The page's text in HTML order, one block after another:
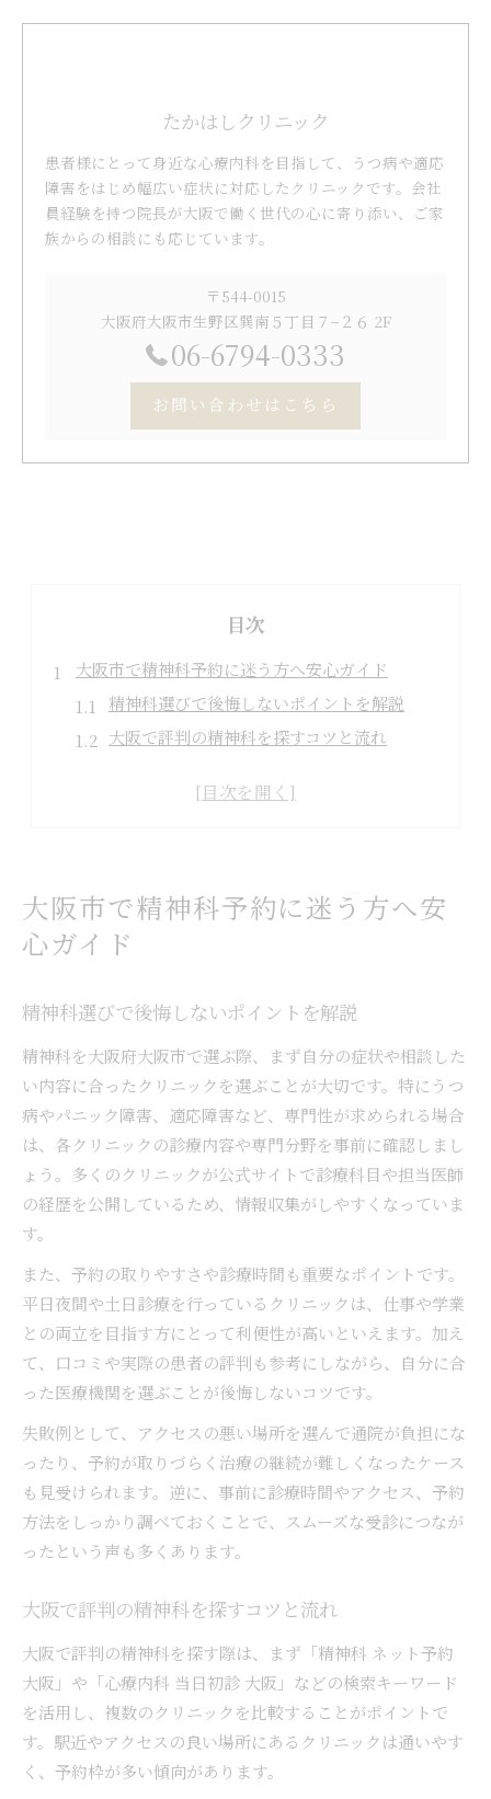
たかはしクリニック
患者様にとって身近な心療内科を目指して、うつ病や適応
障害をはじめ幅広い症状に対応したクリニックです。会社
員経験を持つ院長が大阪で働く世代の心に寄り添い、ご家
族からの相談にも応じています。
〒544-0015
大阪府大阪市生野区巽南５丁目７−２６ 2F
06-6794-0333
お問い合わせはこちら
目次
大阪市で精神科予約に迷う方へ安心ガイド
精神科選びで後悔しないポイントを解説
大阪で評判の精神科を探すコツと流れ
精神科のネット予約活用法とメリット
精神科ネット予約の流れと必要な手続き
大阪でネット予約可能な精神科の特徴
24時間対応の精神科ネット予約活用法
精神科ネット予約後の初診準備ポイント
評判の精神科を大阪で選ぶ決め手とは
精神科の評判が高い理由と口コミ活用法
大阪の精神科選びで重視すべき評価基準
精神科ランキングや口コミの見極め方
信頼できる精神科医を選ぶポイント解説
うつやパニック症状時に知るべき受診ポイント
うつ病やパニック障害相談時の精神科活用術
初めての精神科受診で気を付けるべきこと
精神科で話すべき症状と伝え方のコツ
うつや不安が強い時の精神科予約方法
当日の初診も可能な大阪精神科の選び方
精神科の当日初診予約が可能な理由と探し方
大阪の精神科で当日受診する際の注意点
急な症状に対応する精神科の選択方法
当日受付可能な精神科の特徴と見分け方
心療内科受診が安心になるポイント解説
精神科と心療内科の違いと選び方の基本
心療内科で相談できる症状と精神科の違い
大阪市で精神科予約に迷う方へ安
心ガイド
精神科選びで後悔しないポイントを解説
精神科を大阪府大阪市で選ぶ際、まず自分の症状や相談した
い内容に合ったクリニックを選ぶことが大切です。特にうつ
病やパニック障害、適応障害など、専門性が求められる場合
は、各クリニックの診療内容や専門分野を事前に確認しまし
ょう。多くのクリニックが公式サイトで診療科目や担当医師
の経歴を公開しているため、情報収集がしやすくなっていま
す。
また、予約の取りやすさや診療時間も重要なポイントです。
平日夜間や土日診療を行っているクリニックは、仕事や学業
との両立を目指す方にとって利便性が高いといえます。加え
て、口コミや実際の患者の評判も参考にしながら、自分に合
った医療機関を選ぶことが後悔しないコツです。
失敗例として、アクセスの悪い場所を選んで通院が負担にな
ったり、予約が取りづらく治療の継続が難しくなったケース
も見受けられます。逆に、事前に診療時間やアクセス、予約
方法をしっかり調べておくことで、スムーズな受診につなが
ったという声も多くあります。
大阪で評判の精神科を探すコツと流れ
大阪で評判の精神科を探す際は、まず「精神科 ネット予約
大阪」や「心療内科 当日初診 大阪」などの検索キーワード
を活用し、複数のクリニックを比較することがポイントで
す。駅近やアクセスの良い場所にあるクリニックは通いやす
く、予約枠が多い傾向があります。